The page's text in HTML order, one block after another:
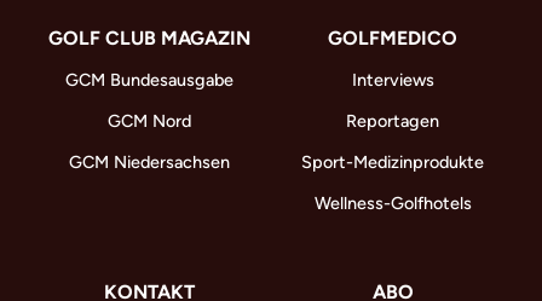
GOLF CLUB MAGAZIN
GCM Bundesausgabe
GCM Nord
GCM Niedersachsen
GOLFMEDICO
Interviews
Reportagen
Sport-Medizinprodukte
Wellness-Golfhotels
KONTAKT ABO